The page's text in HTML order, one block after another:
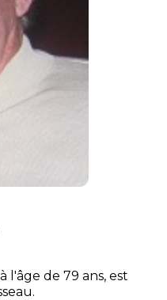
l'âge de 79 ans, est